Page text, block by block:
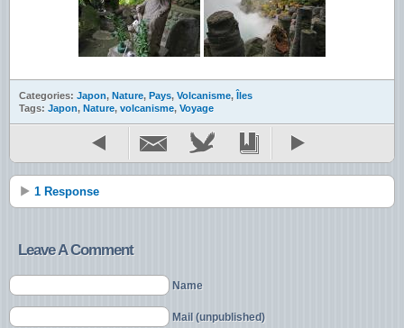
Categories: Japon, Nature, Pays, Volcanisme,
Îles
Tags: Japon, Nature, volcanisme, Voyage
1 Response
Leave A Comment
Name
Mail (unpublished)